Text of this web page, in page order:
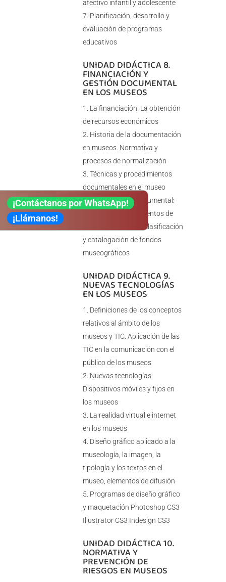
afectivo infantil y adolescente
Planificación, desarrollo y
evaluación de programas
educativos
UNIDAD DIDÁCTICA 8.
FINANCIACIÓN Y
GESTIÓN DOCUMENTAL
EN LOS MUSEOS
La financiación. La obtención
de recursos económicos
Historia de la documentación
en museos. Normativa y
procesos de normalización
Técnicas y procedimientos
documentales en el museo
– Tratamiento documental:
técnicas y procedimientos de
registro, inventario, clasificación
y catalogación de fondos
museográficos
UNIDAD DIDÁCTICA 9.
NUEVAS TECNOLOGÍAS
EN LOS MUSEOS
Definiciones de los conceptos
relativos al ámbito de los
museos y TIC. Aplicación de las
TIC en la comunicación con el
público de los museos
Nuevas tecnologías.
Dispositivos móviles y fijos en
los museos
La realidad virtual e internet
en los museos
Diseño gráfico aplicado a la
museología, la imagen, la
tipología y los textos en el
museo, elementos de difusión
Programas de diseño gráfico
y maquetación Photoshop CS3
Illustrator CS3 Indesign CS3
UNIDAD DIDÁCTICA 10.
NORMATIVA Y
PREVENCIÓN DE
RIESGOS EN MUSEOS
¡Contáctanos por WhatsApp!
¡Llámanos!